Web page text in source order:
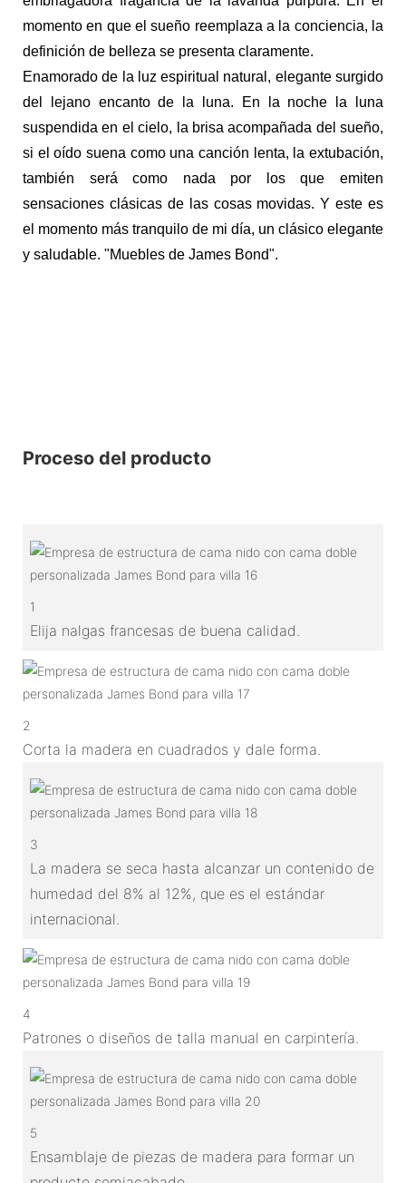
momento en que el sueño reemplaza a la conciencia, la
definición de belleza se presenta claramente.
Enamorado de la luz espiritual natural, elegante surgido
del lejano encanto de la luna. En la noche la luna
suspendida en el cielo, la brisa acompañada del sueño,
si el oído suena como una canción lenta, la extubación,
también será como nada por los que emiten
sensaciones clásicas de las cosas movidas. Y este es
el momento más tranquilo de mi día, un clásico elegante
y saludable. "Muebles de James Bond".
Proceso del producto
1
Elija nalgas francesas de buena calidad.
2
Corta la madera en cuadrados y dale forma.
3
La madera se seca hasta alcanzar un contenido de
humedad del 8% al 12%, que es el estándar
internacional.
4
Patrones o diseños de talla manual en carpintería.
5
Ensamblaje de piezas de madera para formar un